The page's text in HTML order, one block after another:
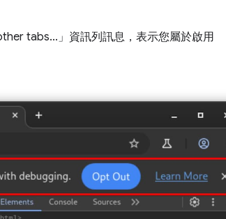
tabs...」資訊列訊息，表示您屬於啟用